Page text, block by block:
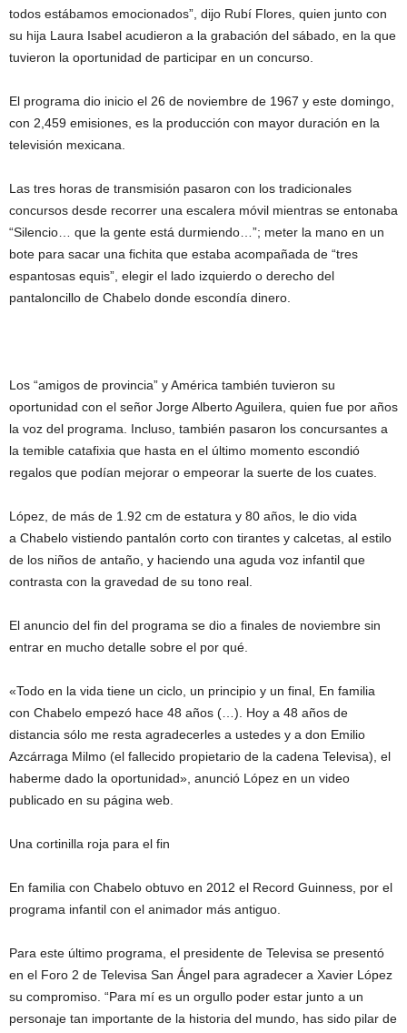
todos estábamos emocionados”, dijo Rubí Flores, quien junto con
su hija Laura Isabel acudieron a la grabación del sábado, en la que
tuvieron la oportunidad de participar en un concurso.
El programa dio inicio el 26 de noviembre de 1967 y este domingo,
con 2,459 emisiones, es la producción con mayor duración en la
televisión mexicana.
Las tres horas de transmisión pasaron con los tradicionales
concursos desde recorrer una escalera móvil mientras se entonaba
“Silencio… que la gente está durmiendo…”; meter la mano en un
bote para sacar una fichita que estaba acompañada de “tres
espantosas equis”, elegir el lado izquierdo o derecho del
pantaloncillo de Chabelo donde escondía dinero.
Los “amigos de provincia” y América también tuvieron su
oportunidad con el señor Jorge Alberto Aguilera, quien fue por años
la voz del programa. Incluso, también pasaron los concursantes a
la temible catafixia que hasta en el último momento escondió
regalos que podían mejorar o empeorar la suerte de los cuates.
López, de más de 1.92 cm de estatura y 80 años, le dio vida
a Chabelo vistiendo pantalón corto con tirantes y calcetas, al estilo
de los niños de antaño, y haciendo una aguda voz infantil que
contrasta con la gravedad de su tono real.
El anuncio del fin del programa se dio a finales de noviembre sin
entrar en mucho detalle sobre el por qué.
«Todo en la vida tiene un ciclo, un principio y un final, En familia
con Chabelo empezó hace 48 años (…). Hoy a 48 años de
distancia sólo me resta agradecerles a ustedes y a don Emilio
Azcárraga Milmo (el fallecido propietario de la cadena Televisa), el
haberme dado la oportunidad», anunció López en un video
publicado en su página web.
Una cortinilla roja para el fin
En familia con Chabelo obtuvo en 2012 el Record Guinness, por el
programa infantil con el animador más antiguo.
Para este último programa, el presidente de Televisa se presentó
en el Foro 2 de Televisa San Ángel para agradecer a Xavier López
su compromiso. “Para mí es un orgullo poder estar junto a un
personaje tan importante de la historia del mundo, has sido pilar de